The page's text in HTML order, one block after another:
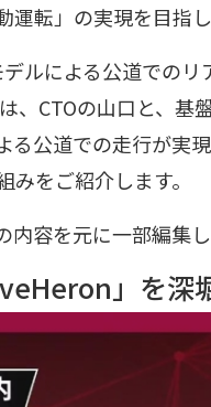
運転」の実現を目指
ルによる公道での
、CTOの山口と、基
る公道での走行が実
をご紹介します。
容を元に一部編集
」を深